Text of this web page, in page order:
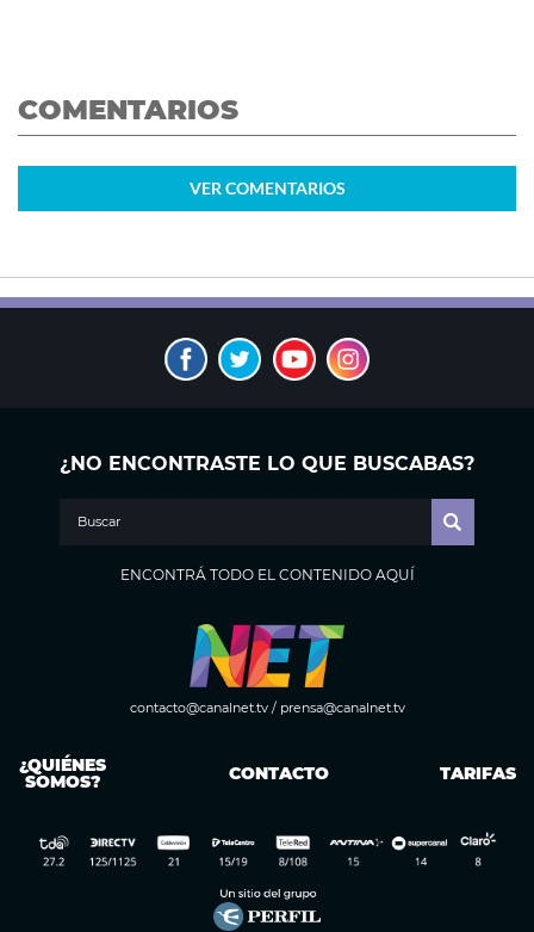
COMENTARIOS
VER COMENTARIOS
¿NO ENCONTRASTE LO QUE BUSCABAS?
ENCONTRÁ TODO EL CONTENIDO AQUÍ
contacto@canalnet.tv/ prensa@canalnet.tv
¿QUIÉNES
SOMOS? CONTACTO TARIFAS